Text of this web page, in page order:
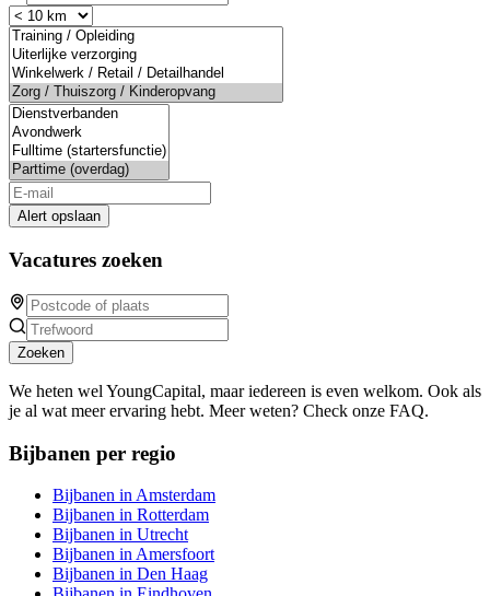
Alert opslaan
Vacatures zoeken
Zoeken
We heten wel YoungCapital, maar iedereen is even welkom. Ook als
je al wat meer ervaring hebt. Meer weten? Check onze FAQ.
Bijbanen per regio
Bijbanen in Amsterdam
Bijbanen in Rotterdam
Bijbanen in Utrecht
Bijbanen in Amersfoort
Bijbanen in Den Haag